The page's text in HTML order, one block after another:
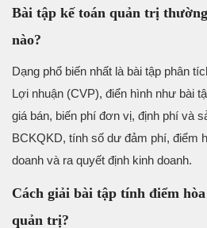
Bài tập kế toán quản trị
nào?
Dạng phổ biến nhất là bài tập phân
Lợi nhuận (CVP), điển hình như bài
giá bán, biến phí đơn vị, định phí và
BCKQKD, tính số dư đảm phí, điểm
doanh và ra quyết định kinh doanh.
Cách giải bài tập tính điểm
quản trị?